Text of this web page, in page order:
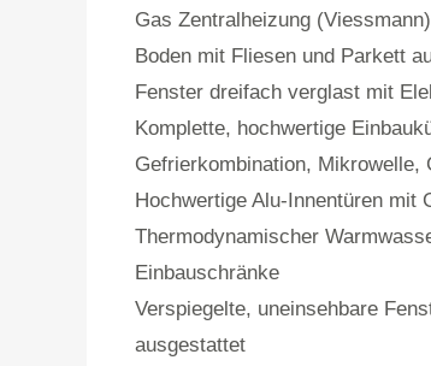
Gas Zentralheizung (Viessmann)
Boden mit Fliesen und Parkett
Fenster dreifach verglast mit
Komplette, hochwertige
Gefrierkombination, Mikrowelle,
Hochwertige Alu-Innentüren mit
Thermodynamischer
Einbauschränke
Verspiegelte, uneinsehbare
ausgestattet